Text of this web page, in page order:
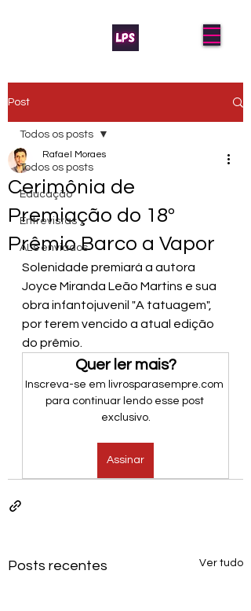
Post
Todos os posts
Educação
Entrevistas
AL's enviados
Todos os posts
Cerimônia de
Premiação do 18º
Prêmio Barco a Vapor
Rafael Moraes
Solenidade premiará a autora
Joyce Miranda Leão Martins e sua
obra infantojuvenil "A tatuagem",
por terem vencido a atual edição
do prêmio.
Quer ler mais?
Inscreva-se em livrosparasempre.com
para continuar lendo esse post
exclusivo.
Assinar
Posts recentes Ver tudo